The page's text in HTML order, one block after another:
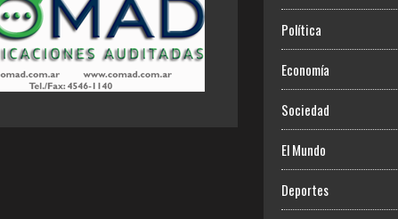
Política
Economía
Sociedad
El Mundo
Deportes